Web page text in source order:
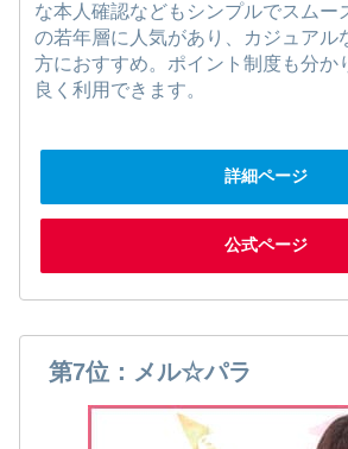
な本人確認などもシンプルでスムー
の若年層に人気があり、カジュアル
方におすすめ。ポイント制度も分か
良く利用できます。
詳細ページ
公式ページ
第7位：メル☆パラ